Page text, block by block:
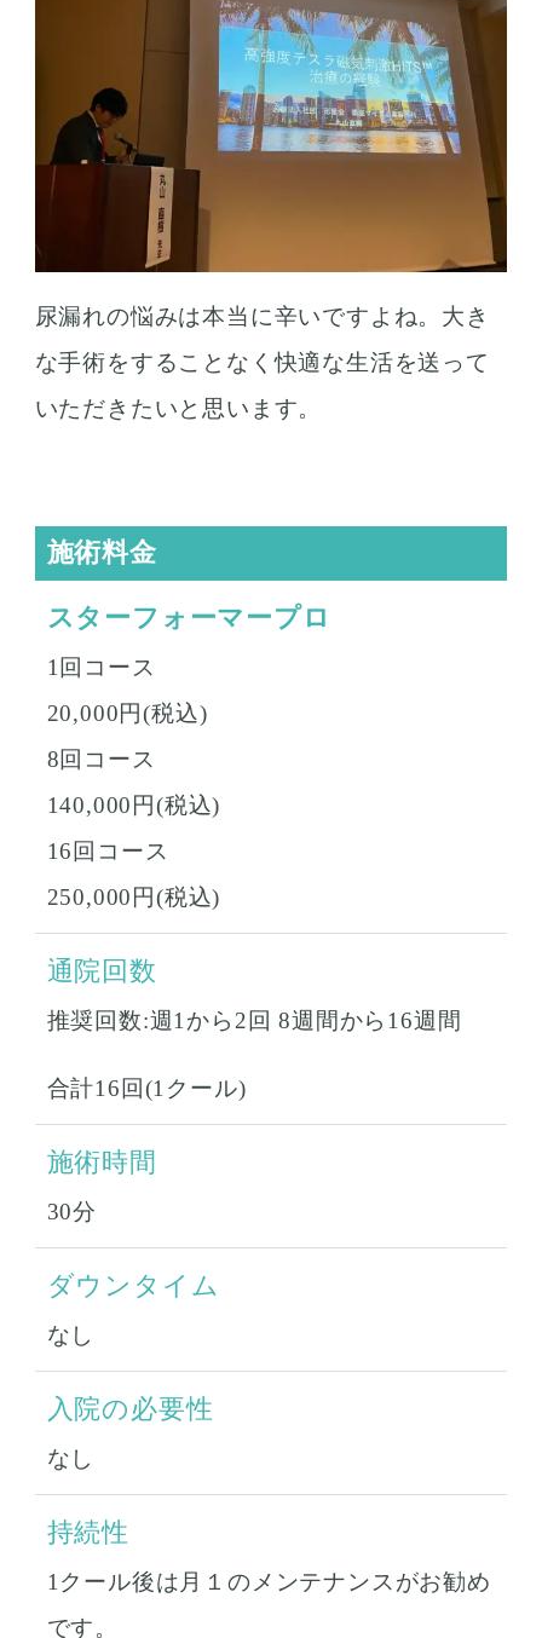
尿漏れの悩みは本当に辛いですよね。大き
な手術をすることなく快適な生活を送って
いただきたいと思います。
施術料金
スターフォーマープロ
1回コース
20,000円(税込)
8回コース
140,000円(税込)
16回コース
250,000円(税込)
通院回数
推奨回数:週1から2回 8週間から16週間
合計16回(1クール)
施術時間
30分
ダウンタイム
なし
入院の必要性
なし
持続性
1クール後は月１のメンテナンスがお勧め
です。